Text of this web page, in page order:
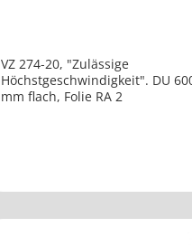
VZ 274-20, "Zulässige
Höchstgeschwindigkeit". DU 600 mm, 2
mm flach, Folie RA 2